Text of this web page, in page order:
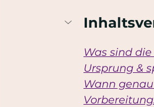
Was sind
Ursprung &
Wann